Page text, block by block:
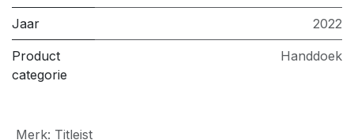
Jaar 2022
Product
categorie
Handdoek
Merk: Titleist